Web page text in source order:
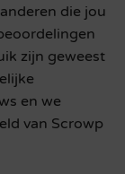
die jou
zijn geweest
en we
van Scrowp